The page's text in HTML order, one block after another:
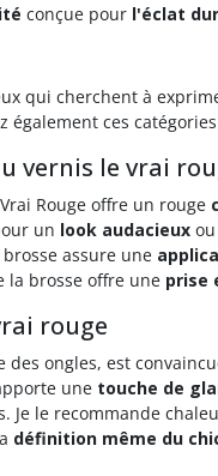
conçue pour l'éclat
qui cherchent à
également ces
vernis le vrai
Rouge offre un rouge
un look audacieux
assure une
la brosse offre une prise
rouge
ongles, est
une touche de
Je le recommande
définition même du